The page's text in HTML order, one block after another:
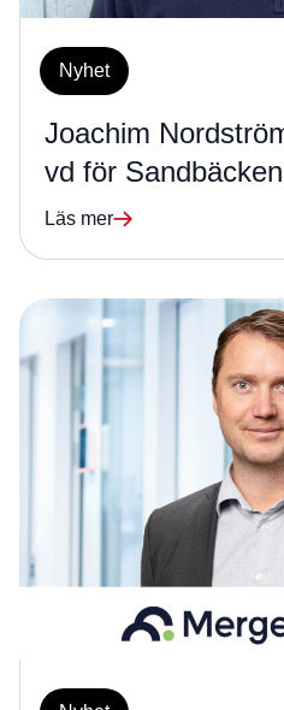
Nyhet
Joachim
vd för
Läs mer